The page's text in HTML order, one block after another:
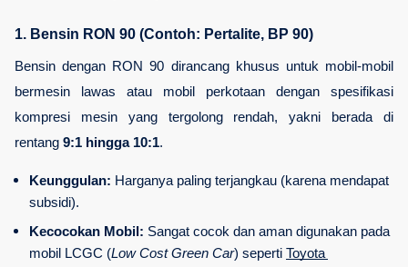
1. Bensin RON 90 (Contoh: Pertalite, BP 90)
Bensin dengan RON 90 dirancang khusus untuk mobil-mobil
bermesin lawas atau mobil perkotaan dengan spesifikasi
kompresi mesin yang tergolong rendah, yakni berada di
rentang 9:1 hingga 10:1.
Keunggulan: Harganya paling terjangkau (karena mendapat
subsidi).
Kecocokan Mobil: Sangat cocok dan aman digunakan pada
mobil LCGC (Low Cost Green Car) seperti Toyota